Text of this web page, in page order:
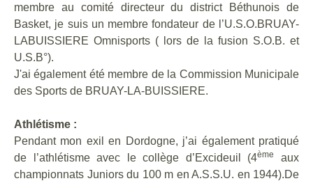
membre au comité directeur du district Béthunois de
Basket, je suis un membre fondateur de l’U.S.O.BRUAY-
LABUISSIERE Omnisports ( lors de la fusion S.O.B. et
U.S.B°).
J'ai également été membre de la Commission Municipale
des Sports de BRUAY-LA-BUISSIERE.
Athlétisme :
Pendant mon exil en Dordogne, j’ai également pratiqué
de l’athlétisme avec le collège d’Excideuil (4ème
aux
championnats Juniors du 100 m en A.S.S.U. en 1944).De